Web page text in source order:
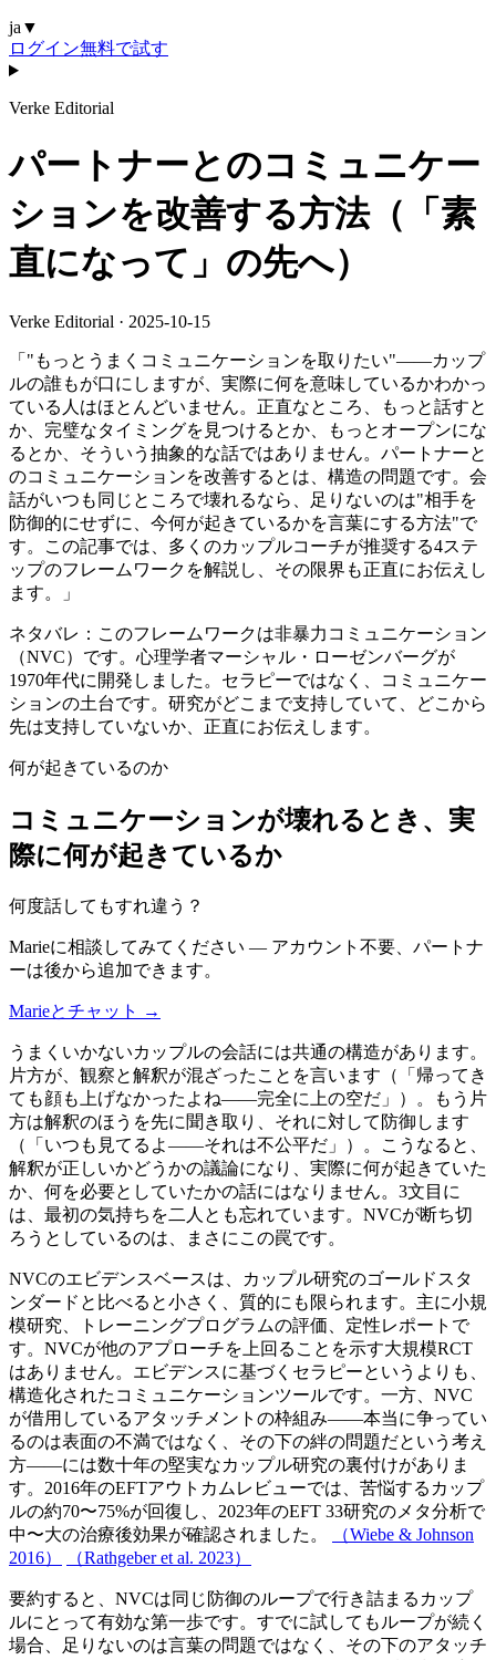
ja ▼
ログイン無料で試す
Verke Editorial
パートナーとのコミュニケー
ションを改善する方法（「素
直になって」の先へ）
Verke Editorial · 2025-10-15
「"もっとうまくコミュニケーションを取りたい"——カップ
ルの誰もが口にしますが、実際に何を意味しているかわかっ
ている人はほとんどいません。正直なところ、もっと話すと
か、完璧なタイミングを見つけるとか、もっとオープンにな
るとか、そういう抽象的な話ではありません。パートナーと
のコミュニケーションを改善するとは、構造の問題です。会
話がいつも同じところで壊れるなら、足りないのは"相手を
防御的にせずに、今何が起きているかを言葉にする方法"で
す。この記事では、多くのカップルコーチが推奨する4ステ
ップのフレームワークを解説し、その限界も正直にお伝えし
ます。」
ネタバレ：このフレームワークは非暴力コミュニケーション
（NVC）です。心理学者マーシャル・ローゼンバーグが
1970年代に開発しました。セラピーではなく、コミュニケー
ションの土台です。研究がどこまで支持していて、どこから
先は支持していないか、正直にお伝えします。
何が起きているのか
コミュニケーションが壊れるとき、実
際に何が起きているか
何度話してもすれ違う？
Marieに相談してみてください — アカウント不要、パートナ
ーは後から追加できます。
Marieとチャット →
うまくいかないカップルの会話には共通の構造があります。
片方が、観察と解釈が混ざったことを言います（「帰ってき
ても顔も上げなかったよね——完全に上の空だ」）。もう片
方は解釈のほうを先に聞き取り、それに対して防御します
（「いつも見てるよ——それは不公平だ」）。こうなると、
解釈が正しいかどうかの議論になり、実際に何が起きていた
か、何を必要としていたかの話にはなりません。3文目に
は、最初の気持ちを二人とも忘れています。NVCが断ち切
ろうとしているのは、まさにこの罠です。
NVCのエビデンスベースは、カップル研究のゴールドスタ
ンダードと比べると小さく、質的にも限られます。主に小規
模研究、トレーニングプログラムの評価、定性レポートで
す。NVCが他のアプローチを上回ることを示す大規模RCT
はありません。エビデンスに基づくセラピーというよりも、
構造化されたコミュニケーションツールです。一方、NVC
が借用しているアタッチメントの枠組み——本当に争ってい
るのは表面の不満ではなく、その下の絆の問題だという考え
方——には数十年の堅実なカップル研究の裏付けがありま
す。2016年のEFTアウトカムレビューでは、苦悩するカップ
ルの約70〜75%が回復し、2023年のEFT 33研究のメタ分析で
中〜大の治療後効果が確認されました。
（Wiebe & Johnson
2016）
（Rathgeber et al. 2023）
要約すると、NVCは同じ防御のループで行き詰まるカップ
ルにとって有効な第一歩です。すでに試してもループが続く
場合、足りないのは言葉の問題ではなく、その下のアタッチ